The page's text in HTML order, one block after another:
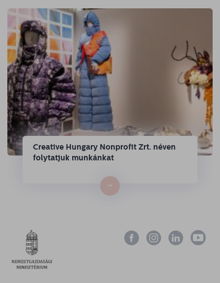
Creative Hungary Nonprofit Zrt. néven
folytatjuk munkánkat
→